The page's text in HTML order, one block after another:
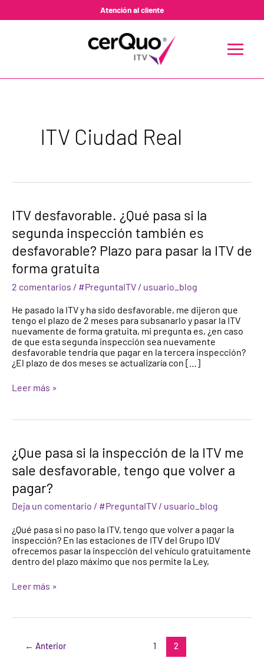
Atención al cliente
MENU
ITV Ciudad Real
ITV desfavorable. ¿Qué pasa si la
segunda inspección también es
desfavorable? Plazo para pasar la ITV de
forma gratuita
2 comentarios / #PreguntaITV / usuario_blog
He pasado la ITV y ha sido desfavorable, me dijeron que
tengo el plazo de 2 meses para subsanarlo y pasar la ITV
nuevamente de forma gratuita, mi pregunta es, ¿en caso
de que esta segunda inspección sea nuevamente
desfavorable tendría que pagar en la tercera inspección?
¿El plazo de dos meses se actualizaría con […]
ITV
desfavorable.
¿Qué
pasa
si
la
segunda
inspección
es
desfavorable?
Plazo
para
pasar
la
ITV
forma
Leer más »
¿Que pasa si la inspección de la ITV me
sale desfavorable, tengo que volver a
pagar?
Deja un comentario / #PreguntaITV / usuario_blog
¿Qué pasa si no paso la ITV, tengo que volver a pagar la
inspección? En las estaciones de ITV del Grupo IDV
ofrecemos pasar la inspección del vehículo gratuitamente
dentro del plazo máximo que nos permite la Ley,
¿Que
pasa
si
inspección
de
la
me
sale
desfavorable,
tengo
volver
Leer más »
← Anterior 1 2